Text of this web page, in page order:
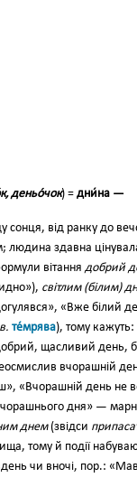
деньо́чок) = дни́на —
сонця, від ранку до
людина здавна
вітання доб­рий
світлим (білим)
«Вже білий
те́мрява), тому
щасливий день,
вчорашній
«Вчорашній день не
дня» — марна
днем(звідси
тому й події
чи вночі, пop.: